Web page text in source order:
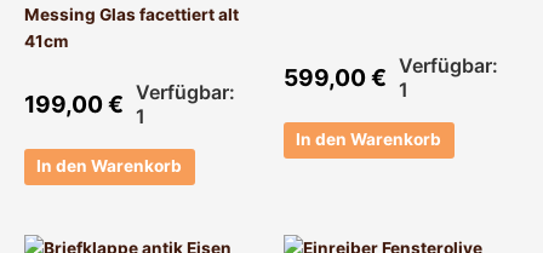
Messing Glas facettiert alt
41cm
199,00€ Verfügbar:
1
In den Warenkorb
599,00€ Verfügbar:
1
In den Warenkorb